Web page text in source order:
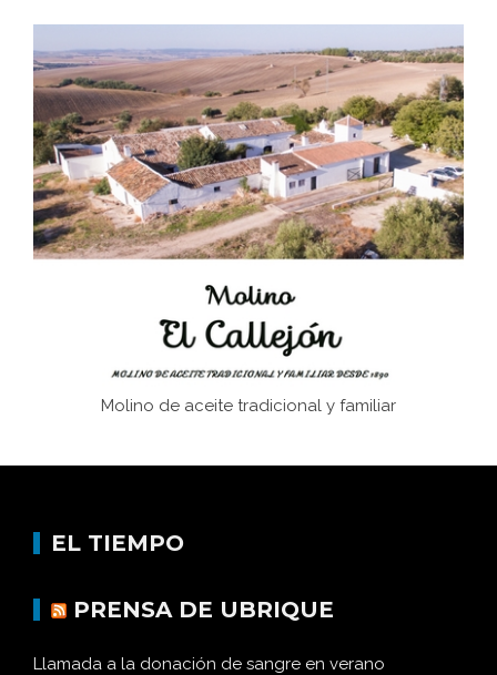
Bornos
El Frente Popular. Ubrique, febrero-julio 1936
Juntar las letras. La alfabetización en el campo: del
afán de saber a la autogestión
Historia y vivencias del poblado de Los Hurones
Molino de aceite tradicional y familiar
EL TIEMPO
PRENSA DE UBRIQUE
Llamada a la donación de sangre en verano